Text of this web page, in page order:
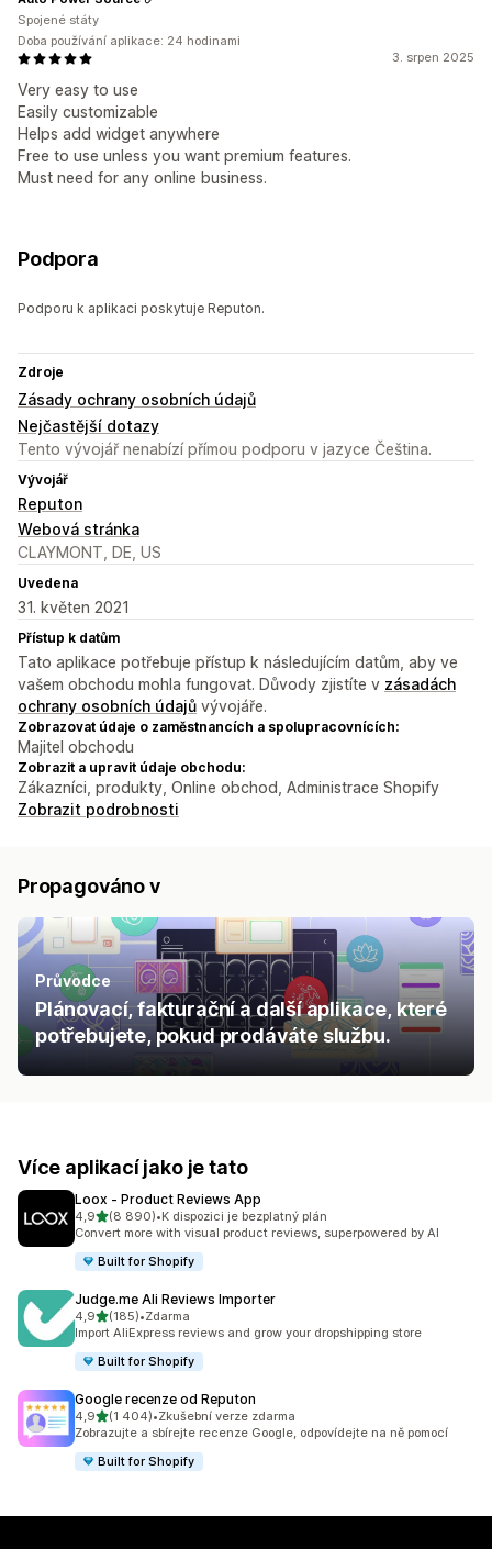
3. srpen 2025
Very easy to use
Easily customizable
Helps add widget anywhere
Free to use unless you want premium features.
Must need for any online business.
Spojené státy
Doba používání aplikace: 24 hodinami
Podpora
Podporu k aplikaci poskytuje Reputon.
Zdroje
Zásady ochrany osobních údajů
Nejčastější dotazy
Tento vývojář nenabízí přímou podporu v jazyce Čeština.
Vývojář
Reputon
Webová stránka
CLAYMONT, DE, US
Uvedena
31. květen 2021
Přístup k datům
Tato aplikace potřebuje přístup k následujícím datům, aby ve
vašem obchodu mohla fungovat. Důvody zjistíte v zásadách
ochrany osobních údajů vývojáře.
Zobrazovat údaje o zaměstnancích a spolupracovnících:
Majitel obchodu
Zobrazit a upravit údaje obchodu:
Zákazníci, produkty, Online obchod, Administrace Shopify
Zobrazit podrobnosti
Propagováno v
Průvodce
Plánovací, fakturační a další aplikace, které
potřebujete, pokud prodáváte službu.
Více aplikací jako je tato
Loox ‑ Product Reviews App
4,9z 5 hvězd
(8 890)
Celkový počet recenzí: 8890
•K dispozici je bezplatný plán
Convert more with visual product reviews, superpowered by AI
Built for Shopify
Judge.me Ali Reviews Importer
4,9z 5 hvězd
(185)
Celkový počet recenzí: 185
•Zdarma
Import AliExpress reviews and grow your dropshipping store
Built for Shopify
Google recenze od Reputon
4,9z 5 hvězd
(1 404)
Celkový počet recenzí: 1404
•Zkušební verze zdarma
Zobrazujte a sbírejte recenze Google, odpovídejte na ně pomocí
Built for Shopify